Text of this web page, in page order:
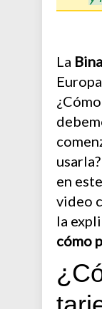
La
en
video
la
cómo